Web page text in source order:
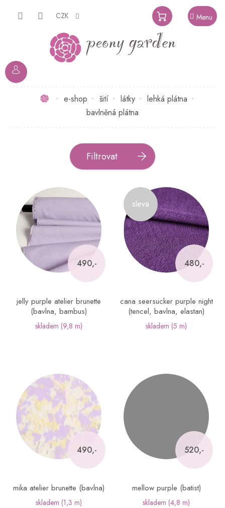
CZK
NÁKUPNÍ
KOŠÍK
Domůe-shop šití látky
lehká plátna
bavlněná plátna
Filtrovat
490,-
jelly purple atelier brunette
(bavlna, bambus)
skladem (9,8 m)
sleva
480,-
cana seersucker purple night
(tencel, bavlna, elastan)
skladem (5 m)
490,-
mika atelier brunette (bavlna)
skladem (1,3 m)
520,-
mellow purple (batist)
skladem (4,8 m)